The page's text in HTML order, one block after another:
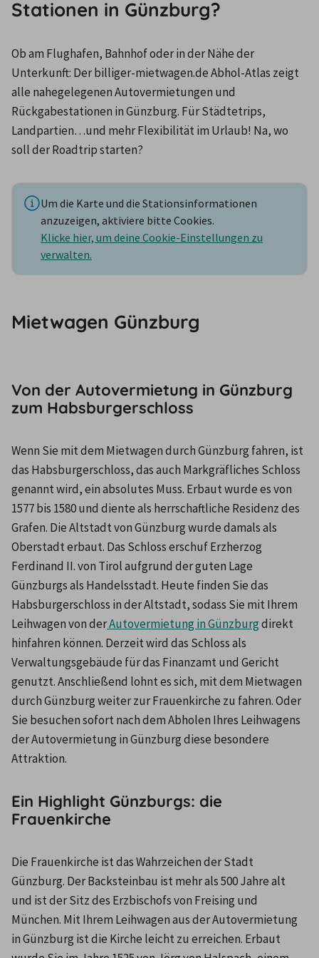
Stationen in Günzburg?
Ob am Flughafen, Bahnhof oder in der Nähe der
Unterkunft: Der billiger-mietwagen.de Abhol-Atlas zeigt
alle nahegelegenen Autovermietungen und
Rückgabestationen in Günzburg. Für Städtetrips,
Landpartien…und mehr Flexibilität im Urlaub! Na, wo
soll der Roadtrip starten?
Um die Karte und die Stationsinformationen
anzuzeigen, aktiviere bitte Cookies.
Klicke hier, um deine Cookie-Einstellungen zu
verwalten.
Mietwagen Günzburg
Von der Autovermietung in Günzburg
zum Habsburgerschloss
Wenn Sie mit dem Mietwagen durch Günzburg fahren, ist
das Habsburgerschloss, das auch Markgräfliches Schloss
genannt wird, ein absolutes Muss. Erbaut wurde es von
1577 bis 1580 und diente als herrschaftliche Residenz des
Grafen. Die Altstadt von Günzburg wurde damals als
Oberstadt erbaut. Das Schloss erschuf Erzherzog
Ferdinand II. von Tirol aufgrund der guten Lage
Günzburgs als Handelsstadt. Heute finden Sie das
Habsburgerschloss in der Altstadt, sodass Sie mit Ihrem
Leihwagen von der Autovermietung in Günzburg direkt
hinfahren können. Derzeit wird das Schloss als
Verwaltungsgebäude für das Finanzamt und Gericht
genutzt. Anschließend lohnt es sich, mit dem Mietwagen
durch Günzburg weiter zur Frauenkirche zu fahren. Oder
Sie besuchen sofort nach dem Abholen Ihres Leihwagens
der Autovermietung in Günzburg diese besondere
Attraktion.
Ein Highlight Günzburgs: die
Frauenkirche
Die Frauenkirche ist das Wahrzeichen der Stadt
Günzburg. Der Backsteinbau ist mehr als 500 Jahre alt
und ist der Sitz des Erzbischofs von Freising und
München. Mit Ihrem Leihwagen aus der Autovermietung
in Günzburg ist die Kirche leicht zu erreichen. Erbaut